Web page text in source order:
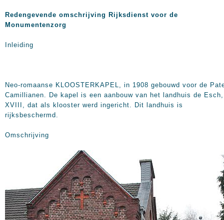
Redengevende omschrijving Rijksdienst voor de
Monumentenzorg
Inleiding
Neo-romaanse KLOOSTERKAPEL, in 1908 gebouwd voor de
Camillianen. De kapel is een aanbouw van het landhuis de Esch,
XVIII, dat als klooster werd ingericht. Dit landhuis is
rijksbeschermd.
Omschrijving